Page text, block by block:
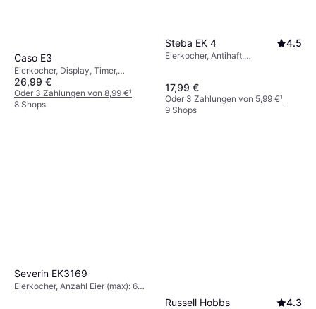
Caso E3
Eierkocher, Display, Timer,
Abschaltautomatik, Anzahl Eier
(max): 3 Stk.
26,99 €
Oder 3 Zahlungen von 8,99 €¹
8 Shops
Steba EK 4 4.5
Eierkocher, Antihaft,
17,99 €
Oder 3 Zahlungen von 5,99 €¹
9 Shops
Severin EK3169
Eierkocher, Anzahl Eier (max): 6
Russell Hobbs
4.3